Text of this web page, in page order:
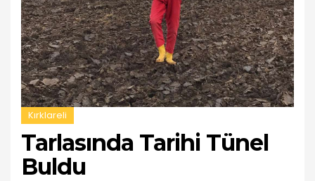
Kırklareli
Tarlasında Tarihi Tünel
Buldu